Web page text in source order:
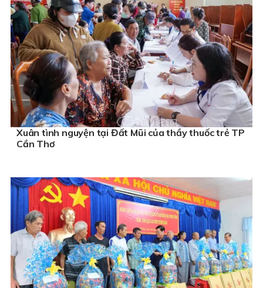
Xuân tình nguyện tại Đất Mũi của thầy thuốc trẻ TP
Cần Thơ